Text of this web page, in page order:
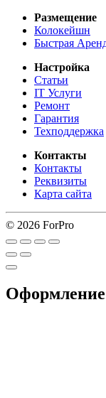
Размещение
Колокейшн
Быстрая
Настройка
Статьи
IT Услуги
Ремонт
Гарантия
Техподдержка
Контакты
Контакты
Реквизиты
Карта сайта
© 2026 ForPro
Оформление